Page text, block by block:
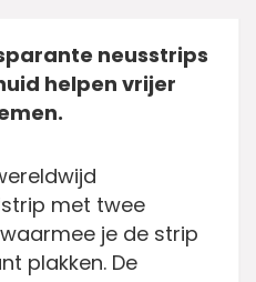
neusstrips
helpen vrijer
met twee
je de strip
plakken. De